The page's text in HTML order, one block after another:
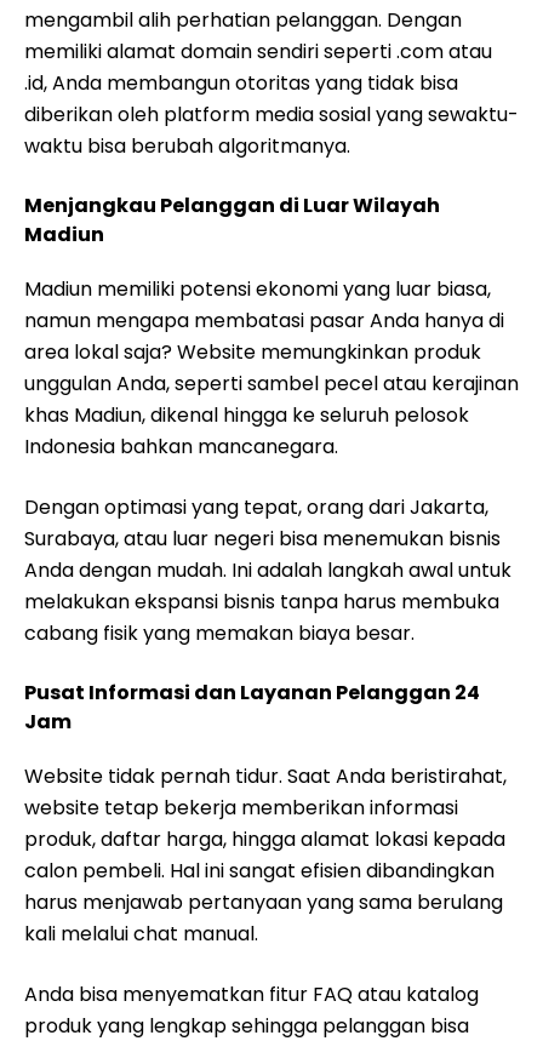
mengambil alih perhatian pelanggan. Dengan
memiliki alamat domain sendiri seperti .com atau
.id, Anda membangun otoritas yang tidak bisa
diberikan oleh platform media sosial yang sewaktu-
waktu bisa berubah algoritmanya.
Menjangkau Pelanggan di Luar Wilayah
Madiun
Madiun memiliki potensi ekonomi yang luar biasa,
namun mengapa membatasi pasar Anda hanya di
area lokal saja? Website memungkinkan produk
unggulan Anda, seperti sambel pecel atau kerajinan
khas Madiun, dikenal hingga ke seluruh pelosok
Indonesia bahkan mancanegara.
Dengan optimasi yang tepat, orang dari Jakarta,
Surabaya, atau luar negeri bisa menemukan bisnis
Anda dengan mudah. Ini adalah langkah awal untuk
melakukan ekspansi bisnis tanpa harus membuka
cabang fisik yang memakan biaya besar.
Pusat Informasi dan Layanan Pelanggan 24
Jam
Website tidak pernah tidur. Saat Anda beristirahat,
website tetap bekerja memberikan informasi
produk, daftar harga, hingga alamat lokasi kepada
calon pembeli. Hal ini sangat efisien dibandingkan
harus menjawab pertanyaan yang sama berulang
kali melalui chat manual.
Anda bisa menyematkan fitur FAQ atau katalog
produk yang lengkap sehingga pelanggan bisa